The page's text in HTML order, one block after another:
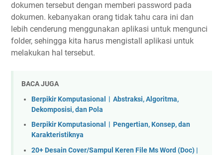
dokumen tersebut dengan memberi password pada
dokumen. kebanyakan orang tidak tahu cara ini dan
lebih cenderung menggunakan aplikasi untuk mengunci
folder, sehingga kita harus mengistall aplikasi untuk
melakukan hal tersebut.
BACA JUGA
Berpikir Komputasional︱Abstraksi, Algoritma,
Dekomposisi, dan Pola
Berpikir Komputasional︱Pengertian, Konsep, dan
Karakteristiknya
20+ Desain Cover/Sampul Keren File Ms Word (Doc) |